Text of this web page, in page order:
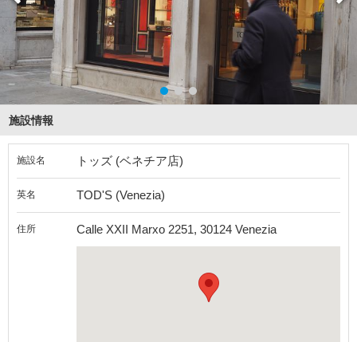
施設情報
施設名 トッズ (ベネチア店)
英名 TOD'S (Venezia)
住所 Calle XXII Marxo 2251, 30124 Venezia